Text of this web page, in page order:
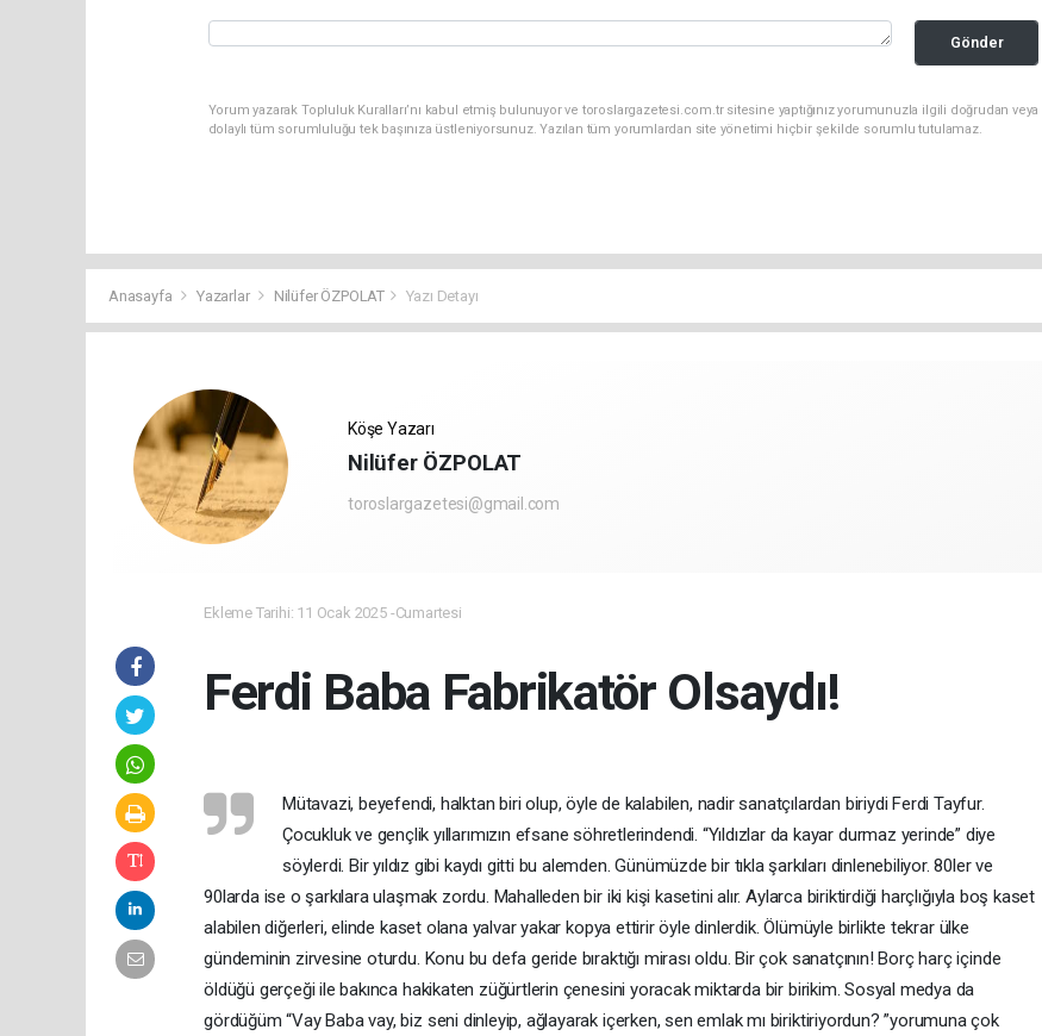
Gönder
Yorum yazarak Topluluk Kuralları’nı kabul etmiş bulunuyor ve toroslargazetesi.com.tr sitesine yaptığınız yorumunuzla ilgili doğrudan veya
dolaylı tüm sorumluluğu tek başınıza üstleniyorsunuz. Yazılan tüm yorumlardan site yönetimi hiçbir şekilde sorumlu tutulamaz.
Anasayfa Yazarlar Nilüfer ÖZPOLAT Yazı Detayı
Köşe Yazarı
Nilüfer ÖZPOLAT
toroslargazetesi@gmail.com
Ekleme Tarihi: 11 Ocak 2025 -Cumartesi
Ferdi Baba Fabrikatör Olsaydı!
Mütavazi, beyefendi, halktan biri olup, öyle de kalabilen, nadir sanatçılardan biriydi Ferdi Tayfur.
Çocukluk ve gençlik yıllarımızın efsane söhretlerindendi. “Yıldızlar da kayar durmaz yerinde” diye
söylerdi. Bir yıldız gibi kaydı gitti bu alemden. Günümüzde bir tıkla şarkıları dinlenebiliyor. 80ler ve
90larda ise o şarkılara ulaşmak zordu. Mahalleden bir iki kişi kasetini alır. Aylarca biriktirdiği harçlığıyla boş kaset
alabilen diğerleri, elinde kaset olana yalvar yakar kopya ettirir öyle dinlerdik. Ölümüyle birlikte tekrar ülke
gündeminin zirvesine oturdu. Konu bu defa geride bıraktığı mirası oldu. Bir çok sanatçının! Borç harç içinde
öldüğü gerçeği ile bakınca hakikaten züğürtlerin çenesini yoracak miktarda bir birikim. Sosyal medya da
gördüğüm “Vay Baba vay, biz seni dinleyip, ağlayarak içerken, sen emlak mı biriktiriyordun? ”yorumuna çok